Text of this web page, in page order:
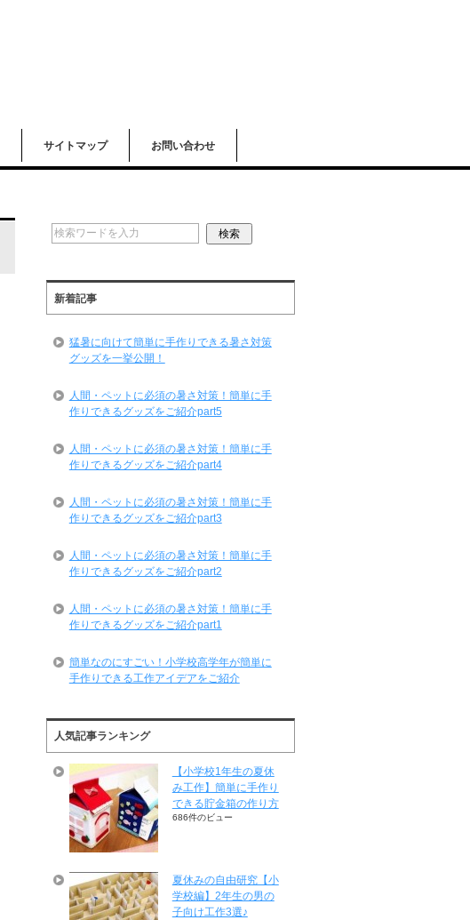
サイトマップ お問い合わせ
新着記事
猛暑に向けて簡単に手作りできる暑さ対策
グッズを一挙公開！
人間・ペットに必須の暑さ対策！簡単に手
作りできるグッズをご紹介part5
人間・ペットに必須の暑さ対策！簡単に手
作りできるグッズをご紹介part4
人間・ペットに必須の暑さ対策！簡単に手
作りできるグッズをご紹介part3
人間・ペットに必須の暑さ対策！簡単に手
作りできるグッズをご紹介part2
人間・ペットに必須の暑さ対策！簡単に手
作りできるグッズをご紹介part1
簡単なのにすごい！小学校高学年が簡単に
手作りできる工作アイデアをご紹介
人気記事ランキング
【小学校1年生の夏休
み工作】簡単に手作り
できる貯金箱の作り方
686件のビュー
夏休みの自由研究【小
学校編】2年生の男の
子向け工作3選♪